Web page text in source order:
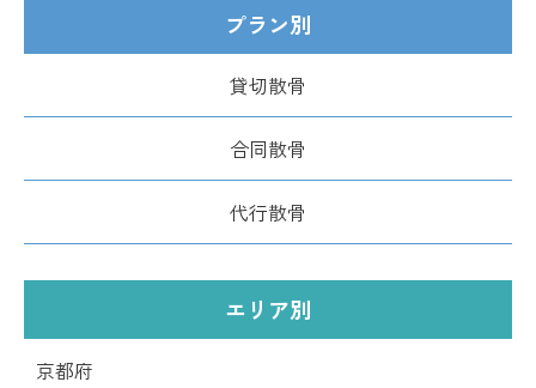
プラン別
貸切散骨
合同散骨
代行散骨
エリア別
京都府